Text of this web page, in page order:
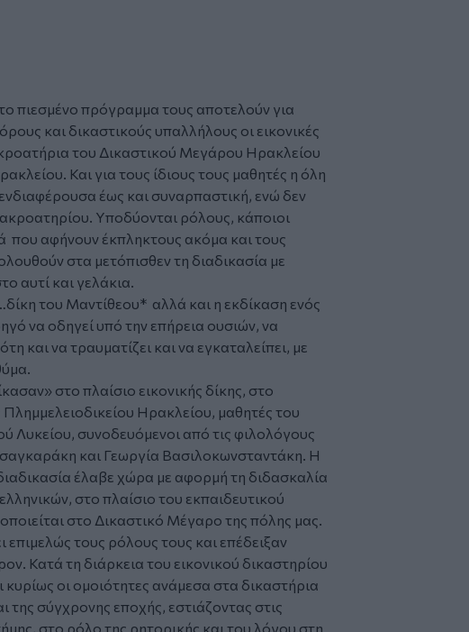
πιεσμένο πρόγραμμα τους αποτελούν για
και δικαστικούς υπαλλήλους οι εικονικές
του Δικαστικού Μεγάρου Ηρακλείου
Και για τους ίδιους τους μαθητές η όλη
έως και συναρπαστική, ενώ δεν
ακροατηρίου. Υποδύονται ρόλους, κάποιοι
που αφήνουν έκπληκτους ακόμα και τους
στα μετόπισθεν τη διαδικασία με
αυτί και γελάκια.
του Μαντίθεου* αλλά και η εκδίκαση ενός
να οδηγεί υπό την επήρεια ουσιών, να
και να τραυματίζει και να εγκαταλείπει, με
στο πλαίσιο εικονικής δίκης, στο
Ηρακλείου, μαθητές του
Λυκείου, συνοδευόμενοι από τις φιλολόγους
και Γεωργία Βασιλοκωνσταντάκη. Η
έλαβε χώρα με αφορμή τη διδασκαλία
στο πλαίσιο του εκπαιδευτικού
στο Δικαστικό Μέγαρο της πόλης μας.
επιμελώς τους ρόλους τους και επέδειξαν
Κατά τη διάρκεια του εικονικού δικαστηρίου
οι ομοιότητες ανάμεσα στα δικαστήρια
της σύγχρονης εποχής, εστιάζοντας στις
στο ρόλο της ρητορικής και του λόγου στη